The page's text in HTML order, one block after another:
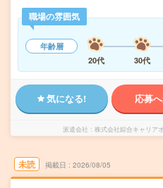
職場の雰囲気
年齢層
20代
30代
気になる! 応募
派遣会社 株式会社綜合キャリア
未読 掲載日 2026/08/05